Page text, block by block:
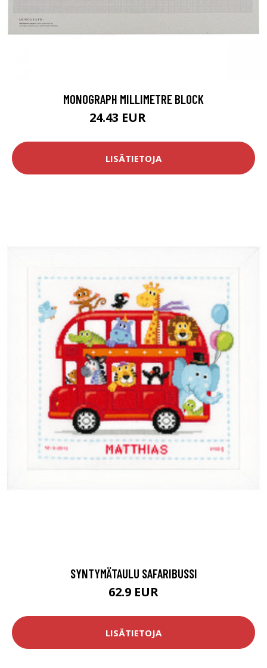
MONOGRAPH MILLIMETRE BLOCK
24.43 EUR
LISÄTIETOJA
SYNTYMÄTAULU SAFARIBUSSI
62.9 EUR
LISÄTIETOJA